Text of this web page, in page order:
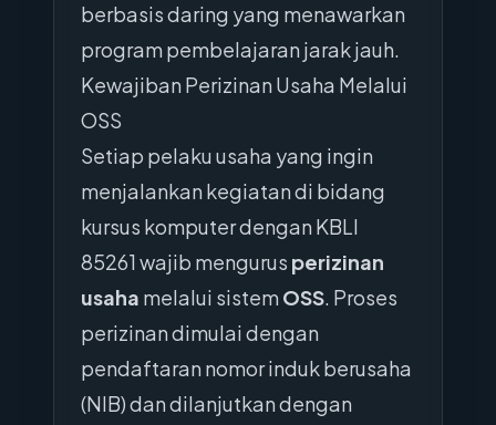
berbasis daring yang menawarkan
program pembelajaran jarak jauh.
Kewajiban Perizinan Usaha Melalui
OSS
Setiap pelaku usaha yang ingin
menjalankan kegiatan di bidang
kursus komputer dengan KBLI
85261 wajib mengurus perizinan
usaha melalui sistem OSS. Proses
perizinan dimulai dengan
pendaftaran nomor induk berusaha
(NIB) dan dilanjutkan dengan